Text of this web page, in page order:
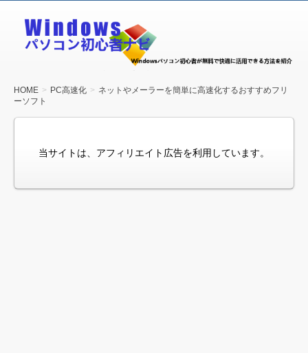
Windows
パソコン
HOME PC高速化
ネットやメーラーを簡単に高速化するおすすめフリ
ーソフト
当サイトは、アフィリエイト広告を利用しています。